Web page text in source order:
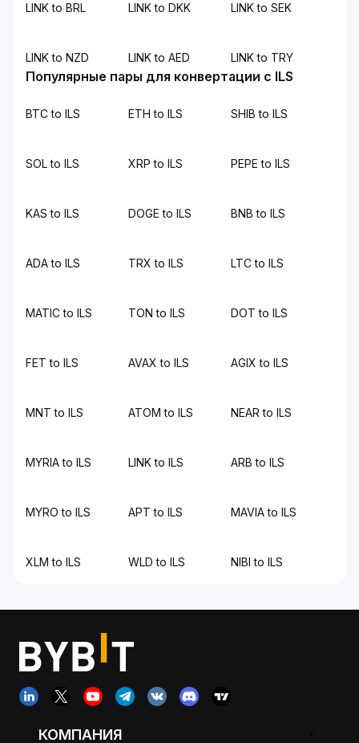
LINK to BRL LINK to DKK LINK to SEK
LINK to NZD LINK to AED LINK to TRY
Популярные пары для конвертации с ILS
BTC to ILS ETH to ILS SHIB to ILS
SOL to ILS XRP to ILS PEPE to ILS
KAS to ILS DOGE to ILS BNB to ILS
ADA to ILS TRX to ILS LTC to ILS
MATIC to ILS TON to ILS DOT to ILS
FET to ILS AVAX to ILS AGIX to ILS
MNT to ILS ATOM to ILS NEAR to ILS
MYRIA to ILS LINK to ILS ARB to ILS
MYRO to ILS APT to ILS MAVIA to ILS
XLM to ILS WLD to ILS NIBI to ILS
КОМПАНИЯ